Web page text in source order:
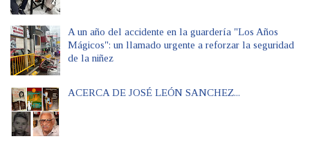
A un año del accidente en la guardería "Los Años
Mágicos": un llamado urgente a reforzar la seguridad
de la niñez
ACERCA DE JOSÉ LEÓN SANCHEZ...